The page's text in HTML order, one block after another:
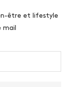
être et lifestyle